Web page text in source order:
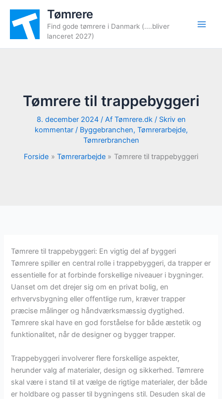
indholdet
Tømrere
Find gode tømrere i Danmark (....bliver
lanceret 2027)
Tømrere til trappebyggeri
8. december 2024 / Af Tømrere.dk / Skriv en
kommentar / Byggebranchen, Tømrerarbejde,
Tømrerbranchen
Forside
Tømrerarbejde Tømrere til trappebyggeri
Tømrere til trappebyggeri: En vigtig del af byggeri
Tømrere spiller en central rolle i trappebyggeri, da trapper er
essentielle for at forbinde forskellige niveauer i bygninger.
Uanset om det drejer sig om en privat bolig, en
erhvervsbygning eller offentlige rum, kræver trapper
præcise målinger og håndværksmæssig dygtighed.
Tømrere skal have en god forståelse for både æstetik og
funktionalitet, når de designer og bygger trapper.
Trappebyggeri involverer flere forskellige aspekter,
herunder valg af materialer, design og sikkerhed. Tømrere
skal være i stand til at vælge de rigtige materialer, der både
er holdbare og passer til bygningens stil. Desuden skal de